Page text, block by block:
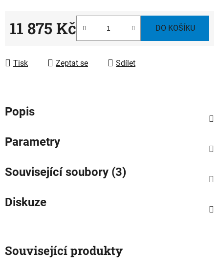
11 875 Kč DO KOŠÍKU
Tisk Zeptat se Sdílet
Popis
Parametry
Související soubory (3)
Diskuze
Související produkty